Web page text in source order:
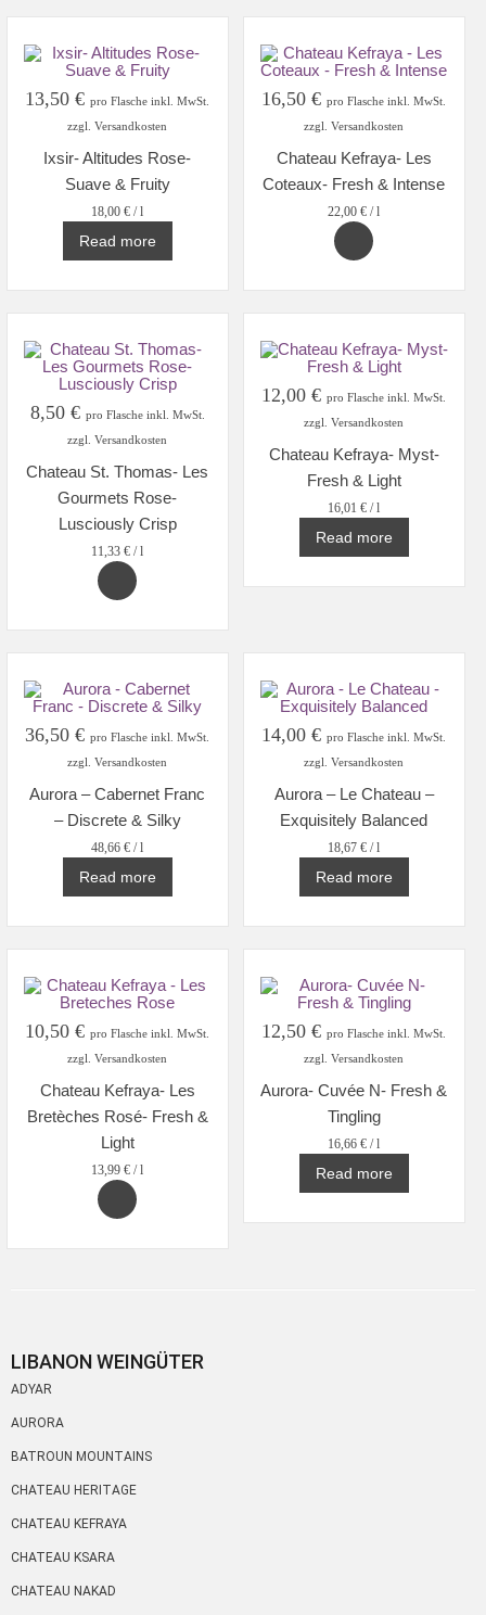
13,50€ pro Flasche inkl. MwSt.
zzgl. Versandkosten
Ixsir- Altitudes Rose-
Suave & Fruity
18,00€ /l
Read more
16,50€ pro Flasche inkl. MwSt.
zzgl. Versandkosten
Chateau Kefraya- Les
Coteaux- Fresh & Intense
22,00€ /l
8,50 € pro Flasche inkl. MwSt.
zzgl. Versandkosten
Chateau St. Thomas- Les
Gourmets Rose-
Lusciously Crisp
11,33€ /l
12,00€ pro Flasche inkl. MwSt.
zzgl. Versandkosten
Chateau Kefraya- Myst-
Fresh & Light
16,01€ /l
Read more
36,50€ pro Flasche inkl. MwSt.
zzgl. Versandkosten
Aurora – Cabernet Franc
– Discrete & Silky
48,66€ /l
Read more
14,00€ pro Flasche inkl. MwSt.
zzgl. Versandkosten
Aurora – Le Chateau –
Exquisitely Balanced
18,67€ /l
Read more
10,50€ pro Flasche inkl. MwSt.
zzgl. Versandkosten
Chateau Kefraya- Les
Bretèches Rosé- Fresh &
Light
13,99€ /l
12,50€ pro Flasche inkl. MwSt.
zzgl. Versandkosten
Aurora- Cuvée N- Fresh &
Tingling
16,66€ /l
Read more
LIBANON WEINGÜTER
ADYAR
AURORA
BATROUN MOUNTAINS
CHATEAU HERITAGE
CHATEAU KEFRAYA
CHATEAU KSARA
CHATEAU NAKAD